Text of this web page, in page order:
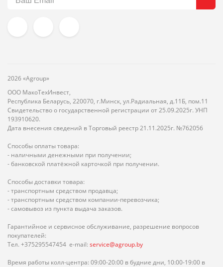
2026 «Agroup»
ООО МакоТехИнвест,
Республика Беларусь, 220070, г.Минск, ул.Радиальная, д.11Б, пом.11
Свидетельство о государственной регистрации от 25.09.2025г. УНП
193910620.
Дата внесения сведений в Торговый реестр 21.11.2025г. №762056
Способы оплаты товара:
- наличными денежными при получении;
- банковской платёжной карточкой при получении.
Способы доставки товара:
- транспортным средством продавца;
- транспортным средством компании-перевозчика;
- самовывоз из пункта выдача заказов.
Гарантийное и сервисное обслуживание, разрешение вопросов
покупателей:
Тел. +375295547454 e-mail: service@agroup.by
Время работы колл-центра: 09:00-20:00 в будние дни, 10:00-19:00 в